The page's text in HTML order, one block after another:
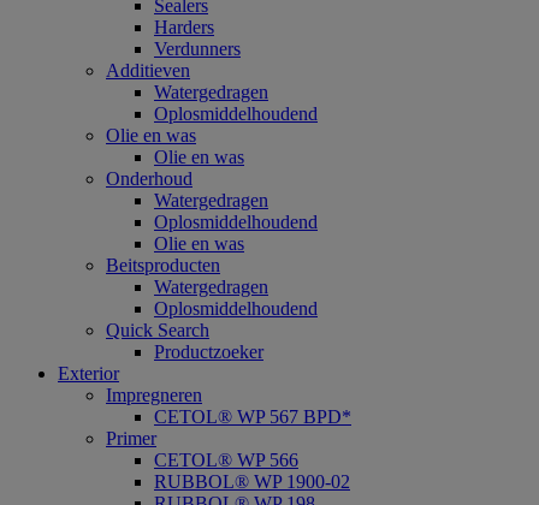
Sealers
Harders
Verdunners
Additieven
Watergedragen
Oplosmiddelhoudend
Olie en was
Olie en was
Onderhoud
Watergedragen
Oplosmiddelhoudend
Olie en was
Beitsproducten
Watergedragen
Oplosmiddelhoudend
Quick Search
Productzoeker
Exterior
Impregneren
CETOL® WP 567 BPD*
Primer
CETOL® WP 566
RUBBOL® WP 1900-02